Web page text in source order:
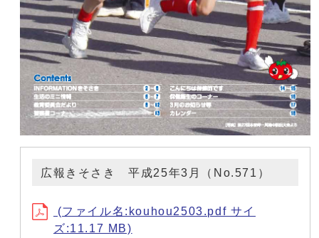
広報きそさき 平成25年3月（No.571）
(ファイル名:kouhou2503.pdf サイ
ズ:11.17 MB)